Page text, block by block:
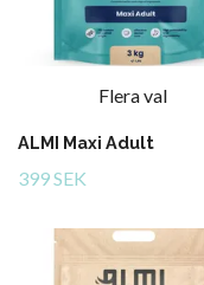
Flera val
ALMI Maxi Adult
399 SEK